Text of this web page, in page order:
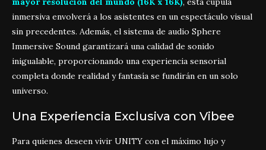
inmersiva envolverá a los asistentes en un espectáculo visual
sin precedentes. Además, el sistema de audio Sphere
Immersive Sound garantizará una calidad de sonido
inigualable, proporcionando una experiencia sensorial
completa donde realidad y fantasía se fundirán en un solo
universo.
Una Experiencia Exclusiva con Vibee
Para quienes deseen vivir UNITY con el máximo lujo y